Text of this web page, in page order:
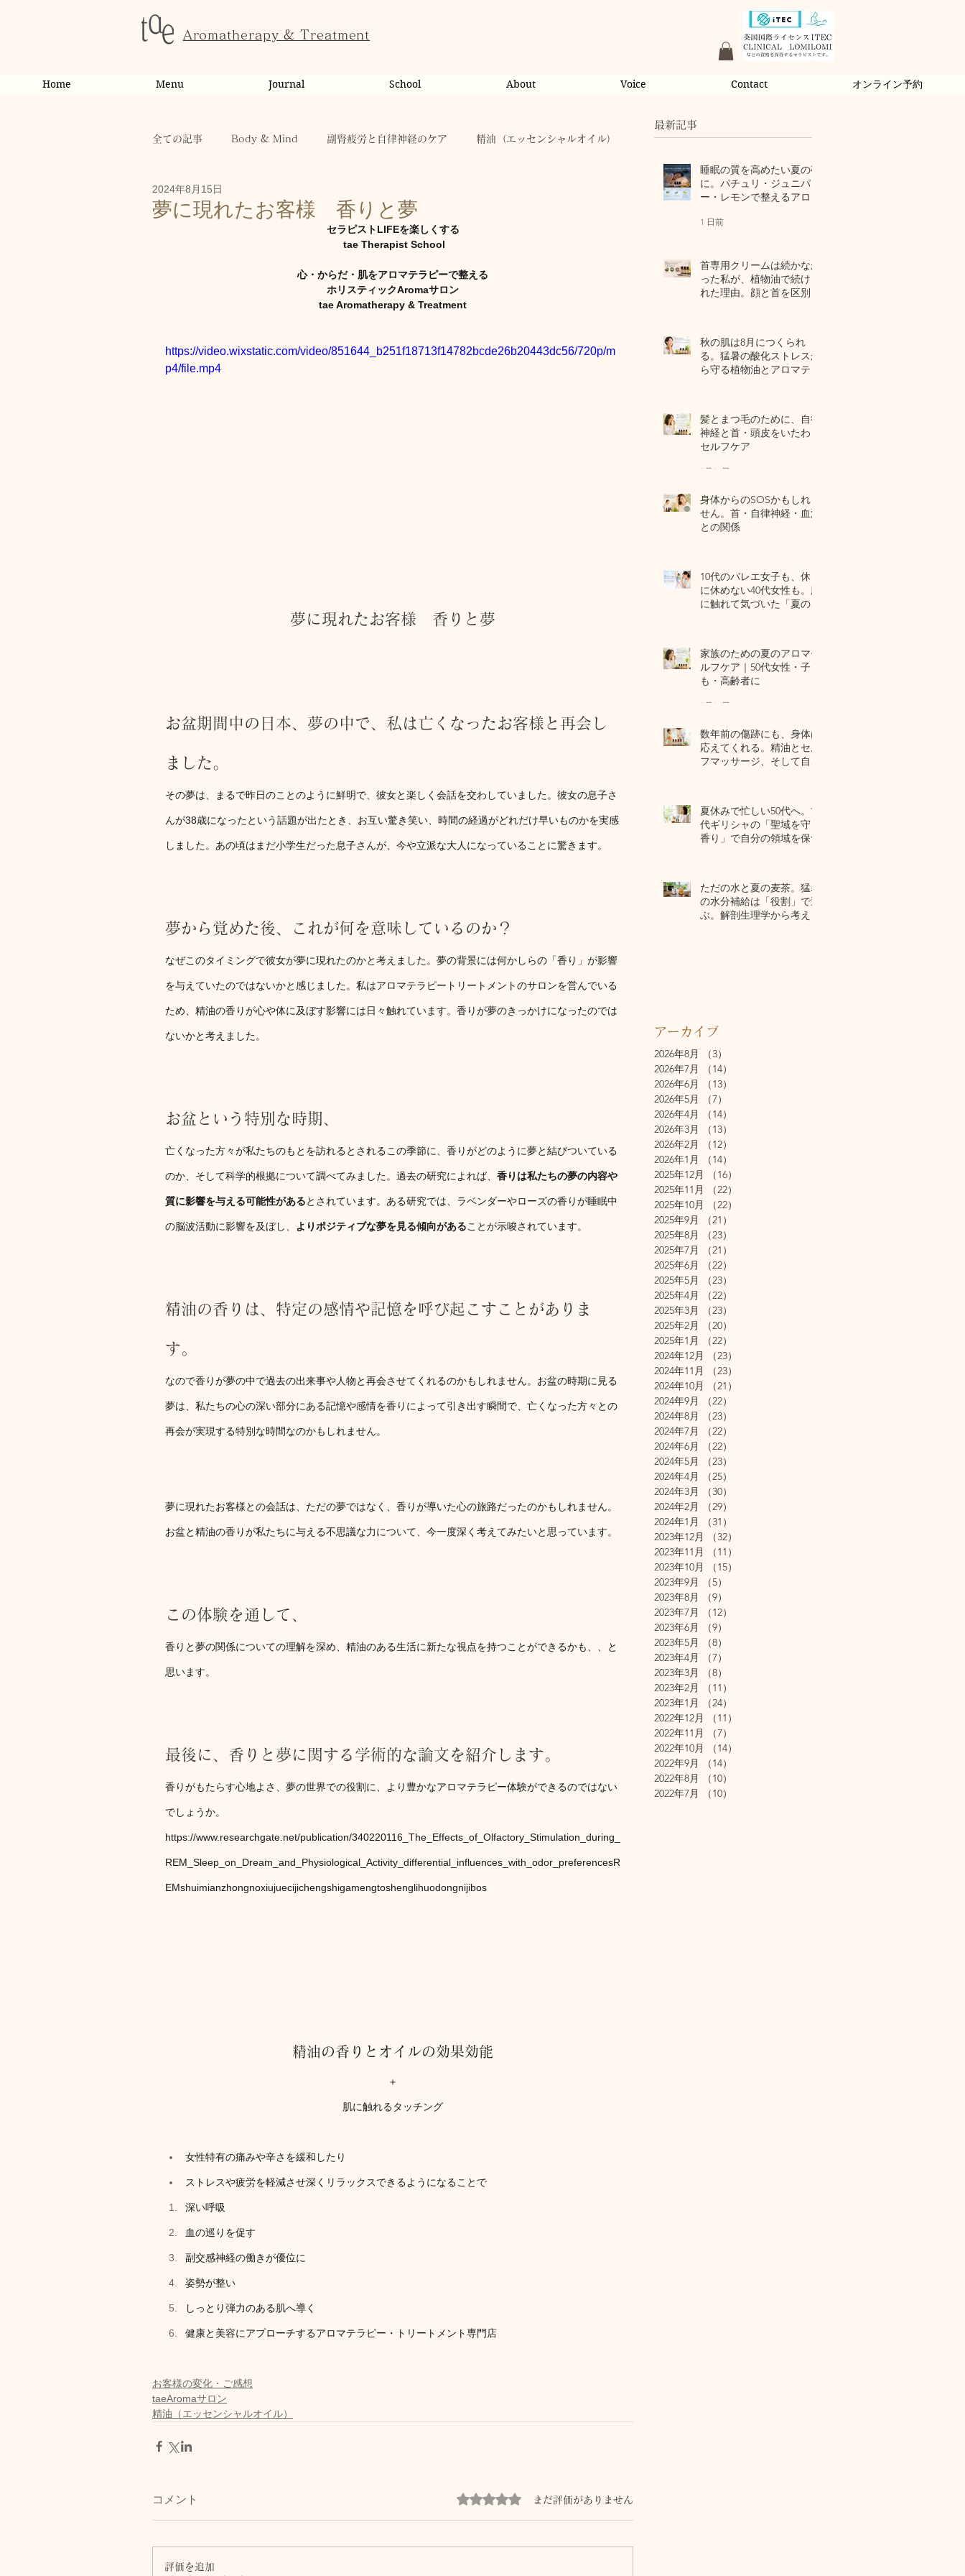
Aromatherapy & Treatment
Home Menu Journal School About Voice Contact オンライン予約
全ての記事 Body & Mind 副腎疲労と自律神経のケア 精油（エッセンシャルオイル）
お客様の変化・ご感想
tae Therapist School
taeAromaサロン お稽古
トリートメント施術詳細
夢に現れたお客様 香りと夢
2024年8月15日
セラピストLIFEを楽しくする
tae Therapist School
心・からだ・肌をアロマテラピーで整える
ホリスティックAromaサロン
tae Aromatherapy & Treatment
https://video.wixstatic.com/video/851644_b251f18713f14782bcde26b20443dc56/720p/m
p4/file.mp4
夢に現れたお客様　香りと夢
お盆期間中の日本、夢の中で、私は亡くなったお客様と再会し
ました。
その夢は、まるで昨日のことのように鮮明で、彼女と楽しく会話を交わしていました。彼女の息子さ
んが38歳になったという話題が出たとき、お互い驚き笑い、時間の経過がどれだけ早いものかを実感
しました。あの頃はまだ小学生だった息子さんが、今や立派な大人になっていることに驚きます。
夢から覚めた後、これが何を意味しているのか？
なぜこのタイミングで彼女が夢に現れたのかと考えました。夢の背景には何かしらの「香り」が影響
を与えていたのではないかと感じました。私はアロマテラピートリートメントのサロンを営んでいる
ため、精油の香りが心や体に及ぼす影響には日々触れています。香りが夢のきっかけになったのでは
ないかと考えました。
お盆という特別な時期、
亡くなった方々が私たちのもとを訪れるとされるこの季節に、香りがどのように夢と結びついている
のか、そして科学的根拠について調べてみました。過去の研究によれば、 香りは私たちの夢の内容や
質に影響を与える可能性があるとされています。ある研究では、ラベンダーやローズの香りが睡眠中
の脳波活動に影響を及ぼし、 よりポジティブな夢を見る傾向があることが示唆されています。
精油の香りは、特定の感情や記憶を呼び起こすことがありま
す。
なので香りが夢の中で過去の出来事や人物と再会させてくれるのかもしれません。お盆の時期に見る
夢は、私たちの心の深い部分にある記憶や感情を香りによって引き出す瞬間で、亡くなった方々との
再会が実現する特別な時間なのかもしれません。
夢に現れたお客様との会話は、ただの夢ではなく、香りが導いた心の旅路だったのかもしれません。
お盆と精油の香りが私たちに与える不思議な力について、今一度深く考えてみたいと思っています。
この体験を通して、
香りと夢の関係についての理解を深め、精油のある生活に新たな視点を持つことができるかも、、と
思います。
最後に、香りと夢に関する学術的な論文を紹介します。
香りがもたらす心地よさ、夢の世界での役割に、より豊かなアロマテラピー体験ができるのではない
でしょうか。
https://www.researchgate.net/publication/340220116_The_Effects_of_Olfactory_Stimulation_during_
REM_Sleep_on_Dream_and_Physiological_Activity_differential_influences_with_odor_preferencesR
EMshuimianzhongnoxiujuecijichengshigamengtoshenglihuodongnijibos
精油の香りとオイルの効果効能
＋
肌に触れるタッチング
女性特有の痛みや辛さを緩和したり
ストレスや疲労を軽減させ深くリラックスできるようになることで
深い呼吸
血の巡りを促す
副交感神経の働きが優位に
姿勢が整い
しっとり弾力のある肌へ導く
健康と美容にアプローチするアロマテラピー・トリートメント専門店
お客様の変化・ご感想
taeAromaサロン
精油（エッセンシャルオイル）
コメント 5つ星のうち0と評価されています。
まだ評価がありません
評価を追加
最新記事
睡眠の質を高めたい夏の夜
に。パチュリ・ジュニパ
ー・レモンで整えるアロマ
1 日前
首専用クリームは続かなか
った私が、植物油で続けら
れた理由。顔と首を区別し
秋の肌は8月につくられ
る。猛暑の酸化ストレスか
ら守る植物油とアロマテラ
髪とまつ毛のために、自律
神経と首・頭皮をいたわる
セルフケア
7月31日
身体からのSOSかもしれま
せん。首・自律神経・血流
との関係
10代のバレエ女子も、休日
に休めない40代女性も。肌
に触れて気づいた「夏の全
家族のための夏のアロマセ
ルフケア｜50代女性・子ど
も・高齢者に
7月24日
数年前の傷跡にも、身体は
応えてくれる。精油とセル
フマッサージ、そして自己
夏休みで忙しい50代へ。古
代ギリシャの「聖域を守る
香り」で自分の領域を保つ
ただの水と夏の麦茶。猛暑
の水分補給は「役割」で選
ぶ。解剖生理学から考える
アーカイブ
2026年8月
（3）
2026年7月
（14）
2026年6月
（13）
2026年5月
（7）
2026年4月
（14）
2026年3月
（13）
2026年2月
（12）
2026年1月
（14）
2025年12月
（16）
2025年11月
（22）
2025年10月
（22）
2025年9月
（21）
2025年8月
（23）
2025年7月
（21）
2025年6月
（22）
2025年5月
（23）
2025年4月
（22）
2025年3月
（23）
2025年2月
（20）
2025年1月
（22）
2024年12月
（23）
2024年11月
（23）
2024年10月
（21）
2024年9月
（22）
2024年8月
（23）
2024年7月
（22）
2024年6月
（22）
2024年5月
（23）
2024年4月
（25）
2024年3月
（30）
2024年2月
（29）
2024年1月
（31）
2023年12月
（32）
2023年11月
（11）
2023年10月
（15）
2023年9月
（5）
2023年8月
（9）
2023年7月
（12）
2023年6月
（9）
2023年5月
（8）
2023年4月
（7）
2023年3月
（8）
2023年2月
（11）
2023年1月
（24）
2022年12月
（11）
2022年11月
（7）
2022年10月
（14）
2022年9月
（14）
2022年8月
（10）
2022年7月
（10）